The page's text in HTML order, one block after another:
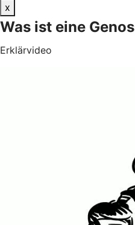
x
Was ist eine
Erklärvideo